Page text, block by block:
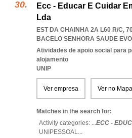
Ecc - Educar E Cuidar
Lda
EST DA CHAINHA 2A L60 R/C,
BACELO SENHORA SAUDE
Atividades de apoio social para
alojamento
UNIP
Ver empresa Ver no Mapa
Matches in the search for:
Activity categories: ...ECC -
UNIPESSOAL...